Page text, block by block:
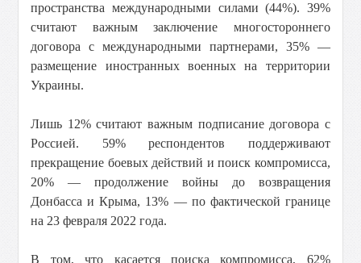
пространства международными силами (44%). 39%
считают важным заключение многостороннего
договора с международными партнерами, 35% —
размещение иностранных военных на территории
Украины.
Лишь 12% считают важным подписание договора с
Россией. 59% респондентов поддерживают
прекращение боевых действий и поиск компромисса,
20% — продолжение войны до возвращения
Донбасса и Крыма, 13% — по фактической границе
на 23 февраля 2022 года.
В том, что касается поиска компромисса, 62%